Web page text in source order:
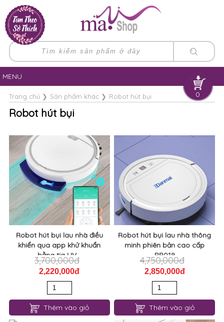
0
MENU
Trang chủ❯ Sản phẩm khác❯ Robot hút bụi
Robot hút bụi
Robot hút bụi lau nhà điều
khiển qua app khử khuẩn
bằng tia UV...
3,700,000đ
2,220,000đ
Thêm vào giỏ
Robot hút bụi lau nhà thông
minh phiên bản cao cấp
RB019
4,750,000đ
2,850,000đ
Thêm vào giỏ